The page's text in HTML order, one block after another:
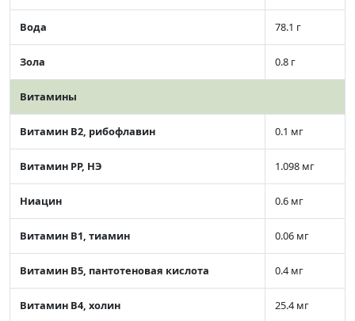
Вода 78.1 г
Зола 0.8 г
Витамины
Витамин В2, рибофлавин 0.1 мг
Витамин РР, НЭ 1.098 мг
Ниацин 0.6 мг
Витамин В1, тиамин 0.06 мг
Витамин В5, пантотеновая кислота 0.4 мг
Витамин В4, холин 25.4 мг